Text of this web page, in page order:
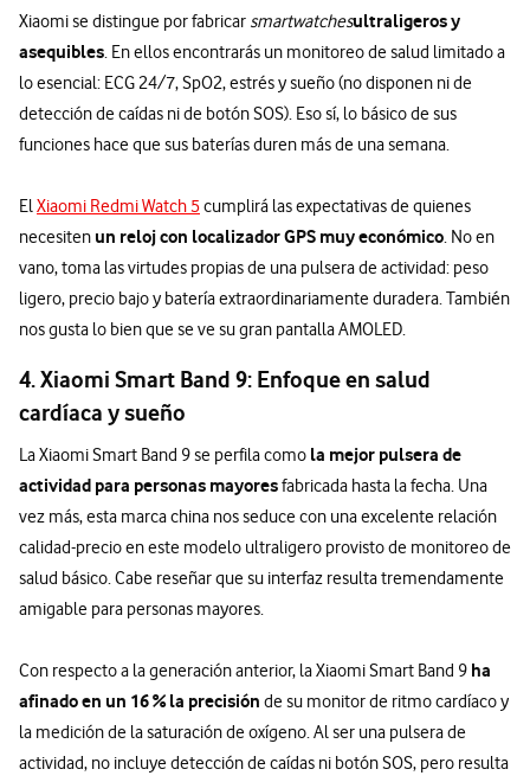
Xiaomi se distingue por fabricar smartwatchesultraligeros y
asequibles. En ellos encontrarás un monitoreo de salud limitado a
lo esencial: ECG 24/7, SpO2, estrés y sueño (no disponen ni de
detección de caídas ni de botón SOS). Eso sí, lo básico de sus
funciones hace que sus baterías duren más de una semana.
ElXiaomi Redmi Watch 5cumplirá las expectativas de quienes
necesiten un reloj con localizador GPS muy económico. No en
vano, toma las virtudes propias de una pulsera de actividad: peso
ligero, precio bajo y batería extraordinariamente duradera. También
nos gusta lo bien que se ve su gran pantalla AMOLED.
4. Xiaomi Smart Band 9: Enfoque en salud
cardíaca y sueño
La Xiaomi Smart Band 9 se perfila como la mejor pulsera de
actividad para personas mayoresfabricada hasta la fecha. Una
vez más, esta marca china nos seduce con una excelente relación
calidad-precio en este modelo ultraligero provisto de monitoreo de
salud básico. Cabe reseñar que su interfaz resulta tremendamente
amigable para personas mayores.
Con respecto a la generación anterior, la Xiaomi Smart Band 9 ha
afinado en un 16 % la precisión de su monitor de ritmo cardíaco y
la medición de la saturación de oxígeno. Al ser una pulsera de
actividad, no incluye detección de caídas ni botón SOS, pero resulta